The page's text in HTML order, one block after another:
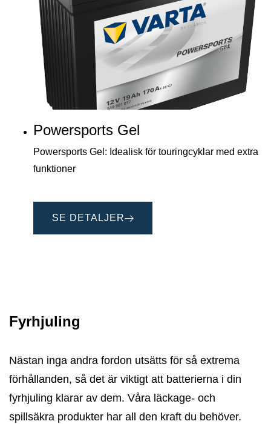
Powersports Gel
Powersports Gel: Idealisk för touringcyklar med extra
funktioner
SE DETALJER
Fyrhjuling
Nästan inga andra fordon utsätts för så extrema
förhållanden, så det är viktigt att batterierna i din
fyrhjuling klarar av dem. Våra läckage- och
spillsäkra produkter har all den kraft du behöver.